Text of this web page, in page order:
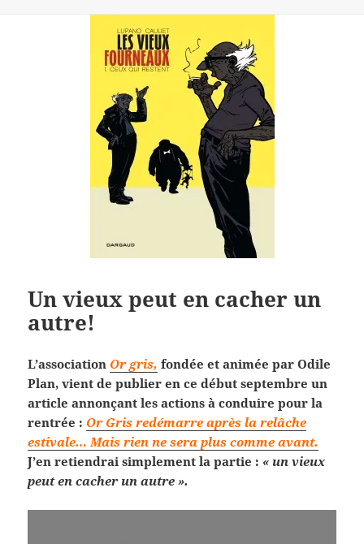
Un vieux peut en cacher un
autre!
L’association Or gris, fondée et animée par Odile
Plan, vient de publier en ce début septembre un
article annonçant les actions à conduire pour la
rentrée : Or Gris redémarre après la relâche
estivale… Mais rien ne sera plus comme avant.
J’en retiendrai simplement la partie : « un vieux
peut en cacher un autre ».